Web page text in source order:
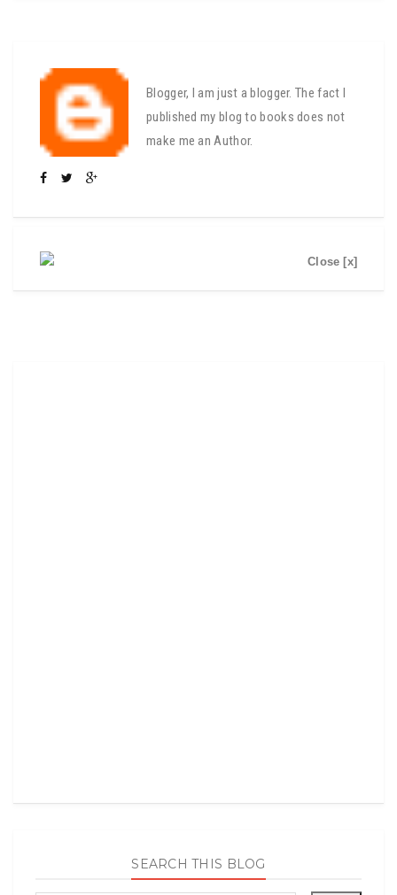
Blogger, I am just a blogger. The fact I
published my blog to books does not
make me an Author.
Close [x]
SEARCH THIS BLOG